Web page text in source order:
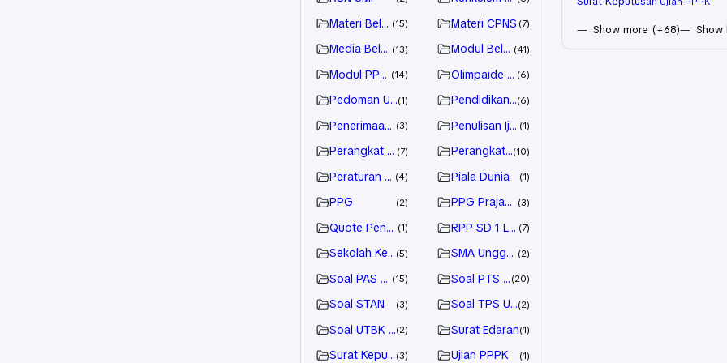
Materi Belajar SD
15 Materi CPNS 7
Media Belajar13 Modul Belajar41
Modul PPT SD
14 Olimpaide Sains Nasional (OSN)
6
Pedoman Upacara
1 Pendidikan Agama
6
Penerimaan Pegawai
3 Penulisan Ijazah
1
Perangkat Pembelajaran
7 Perangkat Pembelajaran SD
10
Peraturan Pemerintah
4 Piala Dunia 1
PPG 2 PPG Prajabatan
3
Quote Pendidikan
1 RPP SD 1 Lembar
7
Sekolah Kedinasan
5 SMA Unggulan
2
Soal PAS SD15 Soal PTS SD20
Soal STAN 3 Soal TPS UTBK
2
Soal UTBK SBMPTN
2 Surat Edaran 1
Surat Keputusan
3 Ujian PPPK 1
Show more (+68) Show